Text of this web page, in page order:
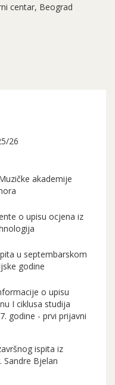
centar, Beograd
26
akademije
o upisu ocjena iz
u septembarskom
godine
o upisu
I ciklusa studija
godine - prvi prijavni
ispita iz
Sandre Bjelan